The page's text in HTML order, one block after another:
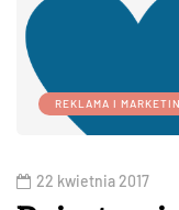
REKLAMA I
22 kwietnia 2017